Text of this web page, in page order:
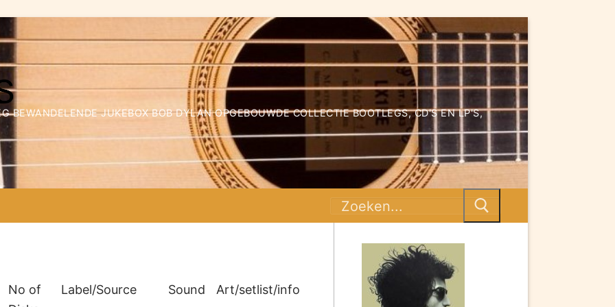
BEWANDELENDE JUKEBOX BOB DYLAN OPGEBOUWDE COLLECTIE BOOTLEGS, CD'S EN LP'S,
Zoeken
No of
Label/Source Sound Art/setlist/info